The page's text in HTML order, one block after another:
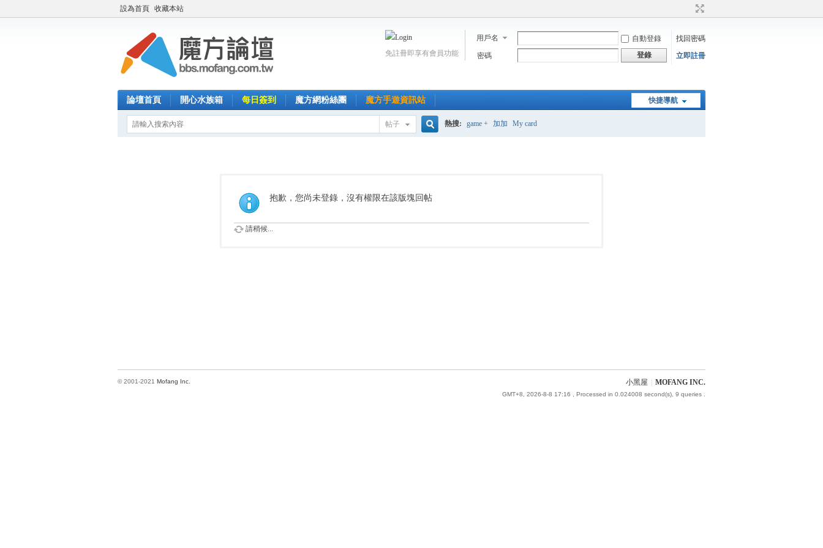
設為首頁 收藏本站
用戶名 自動登錄
找回密碼
密碼
登錄 立即註冊
免註冊即享有會員功能
快捷導航
論壇首頁 開心水族箱 每日簽到 魔方網粉絲團 魔方手遊資訊站
帖子
索
熱搜: game + 加加 My card
抱歉，您尚未登錄，沒有權限在該版塊回帖
請稍候...
小黑屋 MOFANG INC.
GMT+8, 2026-8-8 17:16 , Processed in 0.024008 second(s), 9 queries .
© 2001-2021 Mofang Inc.